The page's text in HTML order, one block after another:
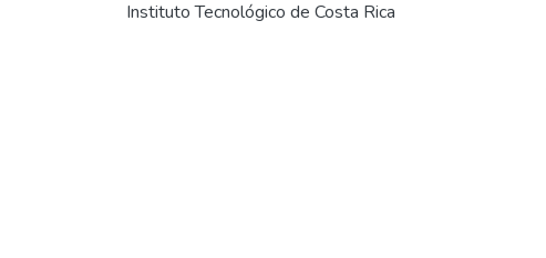
Instituto Tecnológico de Costa Rica